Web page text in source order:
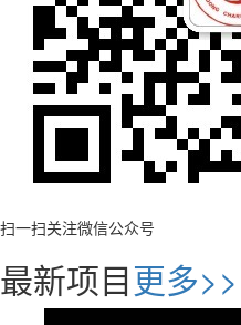
扫一扫关注微信公众号
最新项目更多>>